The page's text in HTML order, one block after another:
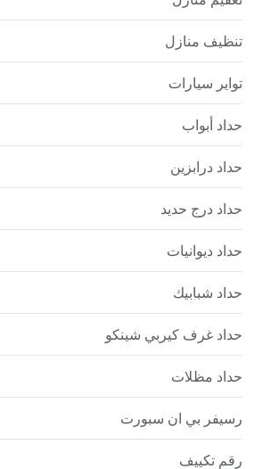
تنظيف منازل
تواير سيارات
حداد أبواب
حداد درابزين
حداد درج حديد
حداد ديوانيات
حداد شبابيك
حداد غرف كيربي شينكو
حداد مظلات
رسيفر بي ان سبورت
رقم تكييف